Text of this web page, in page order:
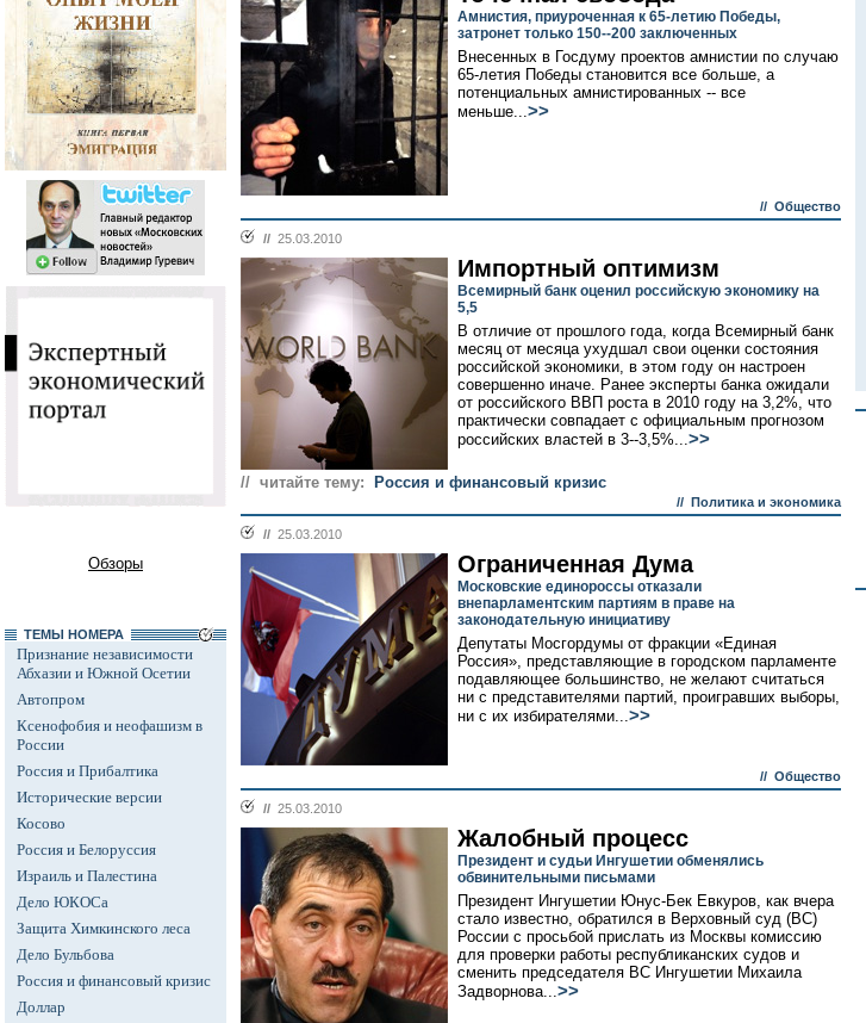
Обзоры
ТЕМЫ НОМЕРА
Признание независимости
Абхазии и Южной Осетии
Автопром
Ксенофобия и неофашизм в
России
Россия и Прибалтика
Исторические версии
Косово
Россия и Белоруссия
Израиль и Палестина
Дело ЮКОСа
Защита Химкинского леса
Дело Бульбова
Россия и финансовый кризис
Доллар
Амнистия, приуроченная к 65-летию Победы,
затронет только 150--200 заключенных
Внесенных в Госдуму проектов амнистии по случаю
65-летия Победы становится все больше, а
потенциальных амнистированных -- все
меньше...>>
// Общество
// 25.03.2010
Импортный оптимизм
Всемирный банк оценил российскую экономику на
5,5
В отличие от прошлого года, когда Всемирный банк
месяц от месяца ухудшал свои оценки состояния
российской экономики, в этом году он настроен
совершенно иначе. Ранее эксперты банка ожидали
от российского ВВП роста в 2010 году на 3,2%, что
практически совпадает с официальным прогнозом
российских властей в 3--3,5%...>>
// читайте тему: Россия и финансовый кризис
// Политика и экономика
// 25.03.2010
Ограниченная Дума
Московские единороссы отказали
внепарламентским партиям в праве на
законодательную инициативу
Депутаты Мосгордумы от фракции «Единая
Россия», представляющие в городском парламенте
подавляющее большинство, не желают считаться
ни с представителями партий, проигравших выборы,
ни с их избирателями...>>
// Общество
// 25.03.2010
Жалобный процесс
Президент и судьи Ингушетии обменялись
обвинительными письмами
Президент Ингушетии Юнус-Бек Евкуров, как вчера
стало известно, обратился в Верховный суд (ВС)
России с просьбой прислать из Москвы комиссию
для проверки работы республиканских судов и
сменить председателя ВС Ингушетии Михаила
Задворнова...>>